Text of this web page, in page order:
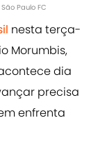
Paulo FC
nesta terça-
Morumbis,
dia
precisa
enfrenta